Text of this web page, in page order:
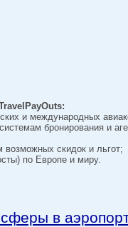
и международных
бронирования и
скидок и льгот;
по Европе и миру.
в